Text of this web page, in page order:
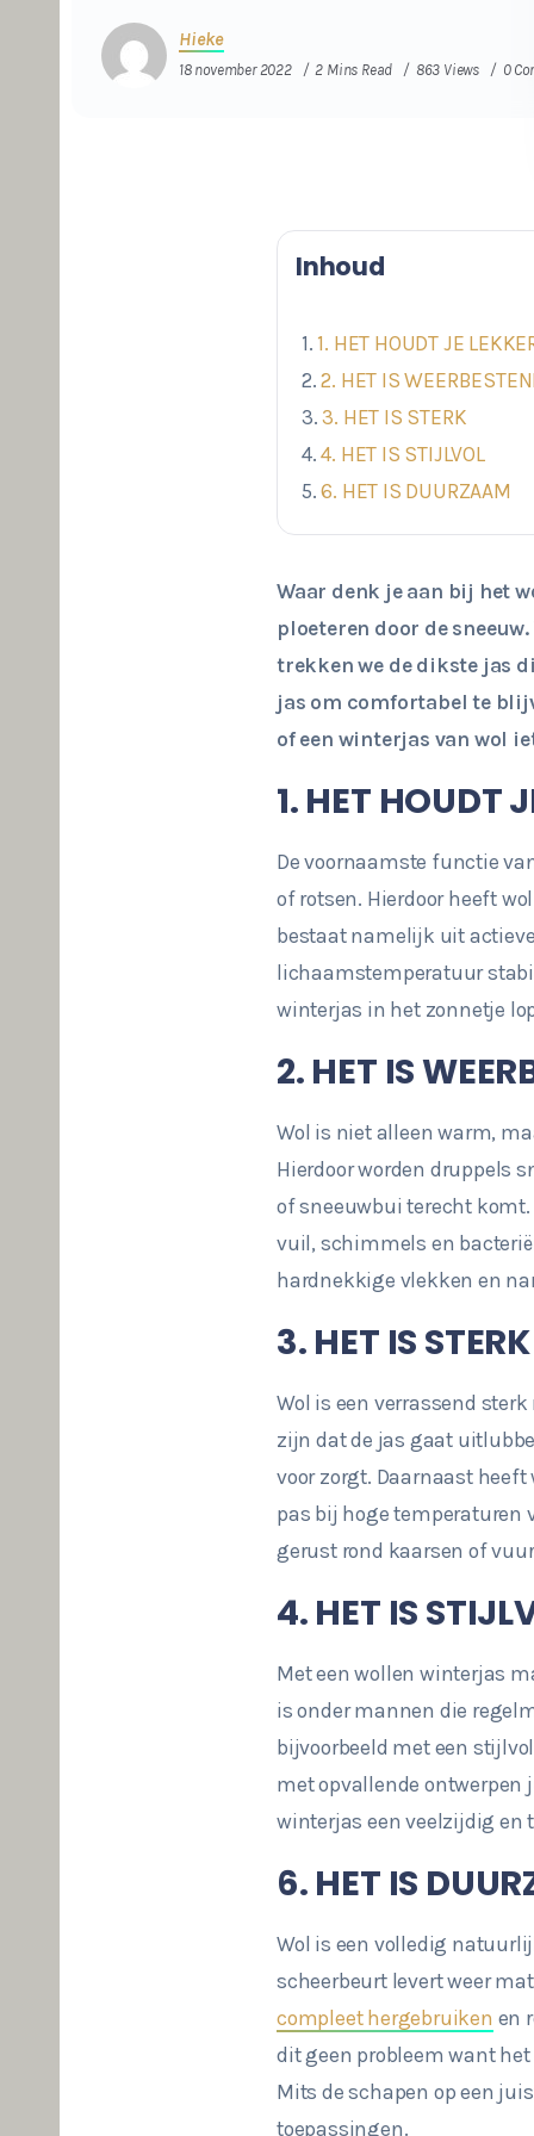
Hieke
18 november 2022 2 Mins Read 863 Views 0
Inhoud
1. HET HOUDT JE
2. HET IS
3. HET IS STERK
4. HET IS STIJLVOL
6. HET IS DUURZAAM
Waar denk je aan bij het
ploeteren door de
trekken we de dikste jas
jas om comfortabel te
of een winterjas van wol
1. HET HOUDT
De voornaamste functie
of rotsen. Hierdoor heeft
bestaat namelijk uit
lichaamstemperatuur
winterjas in het zonnetje
2. HET IS
Wol is niet alleen warm,
Hierdoor worden druppels
of sneeuwbui terecht
vuil, schimmels en
hardnekkige vlekken en
3. HET IS STERK
Wol is een verrassend
zijn dat de jas gaat
voor zorgt. Daarnaast
pas bij hoge temperaturen
gerust rond kaarsen of
4. HET IS
Met een wollen winterjas
is onder mannen die
bijvoorbeeld met een
met opvallende ontwerpen
winterjas een veelzijdig en
6. HET IS
Wol is een volledig
scheerbeurt levert weer
compleet hergebruiken en
dit geen probleem want
Mits de schapen op een
toepassingen.